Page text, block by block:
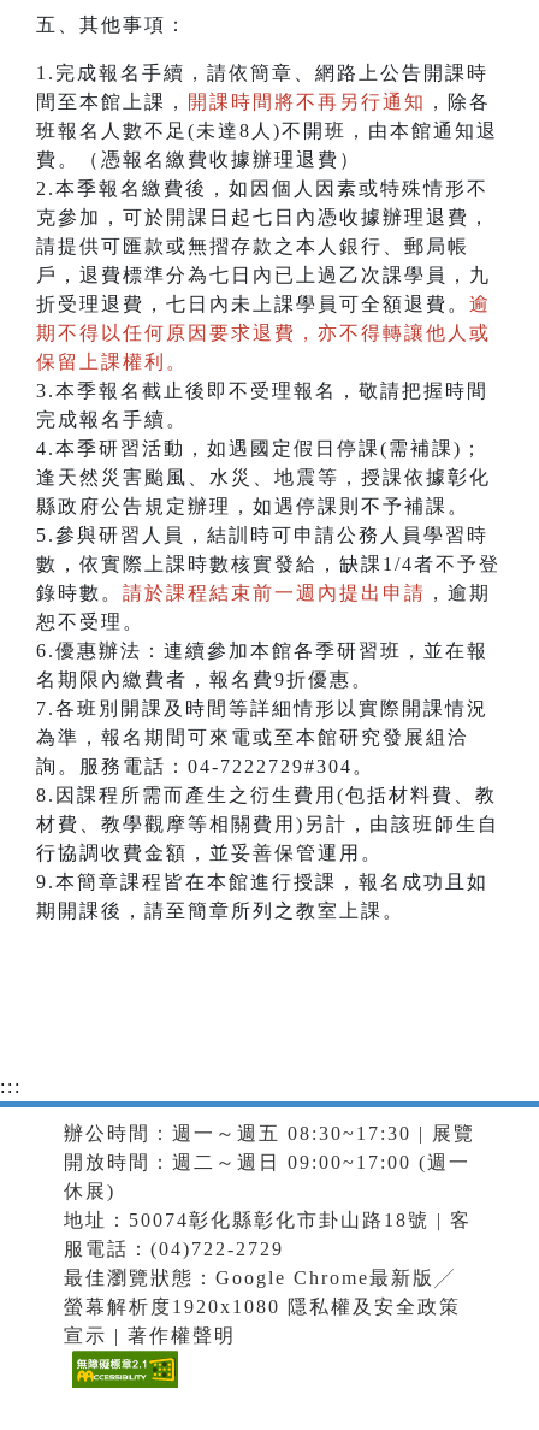
五、其他事項：
1.完成報名手續，請依簡章、網路上公告開課時
間至本館上課，
開課時間將不再另行通知 ，除各
班報名人數不足(未達8人)不開班，由本館通知退
費。（憑報名繳費收據辦理退費）
2.本季報名繳費後，如因個人因素或特殊情形不
克參加，可於開課日起七日內憑收據辦理退費，
請提供可匯款或無摺存款之本人銀行、郵局帳
戶，退費標準分為七日內已上過乙次課學員，九
折受理退費，七日內未上課學員可全額退費。 逾
期不得以任何原因要求退費，亦不得轉讓他人或
保留上課權利。
3.本季報名截止後即不受理報名，敬請把握時間
完成報名手續。
4.本季研習活動，如遇國定假日停課(需補課)；
逢天然災害颱風、水災、地震等，授課依據彰化
縣政府公告規定辦理，如遇停課則不予補課。
5.參與研習人員，結訓時可申請公務人員學習時
數，依實際上課時數核實發給，缺課1/4者不予登
錄時數。 請於課程結束前一週內提出申請 ，逾期
恕不受理。
6.優惠辦法：連續參加本館各季研習班，並在報
名期限內繳費者，報名費9折優惠。
7.各班別開課及時間等詳細情形以實際開課情況
為準，報名期間可來電或至本館研究發展組洽
詢。服務電話：04-7222729#304。
8.因課程所需而產生之衍生費用(包括材料費、教
材費、教學觀摩等相關費用)另計，由該班師生自
行協調收費金額，並妥善保管運用。
9.本簡章課程皆在本館進行授課，報名成功且如
期開課後，請至簡章所列之教室上課。
:::
辦公時間：週一～週五 08:30~17:30 | 展覽
開放時間：週二～週日 09:00~17:00 (週一
休展)
地址：50074彰化縣彰化市卦山路18號 | 客
服電話：(04)722-2729
最佳瀏覽狀態：Google Chrome最新版╱
螢幕解析度1920x1080 隱私權及安全政策
宣示 | 著作權聲明